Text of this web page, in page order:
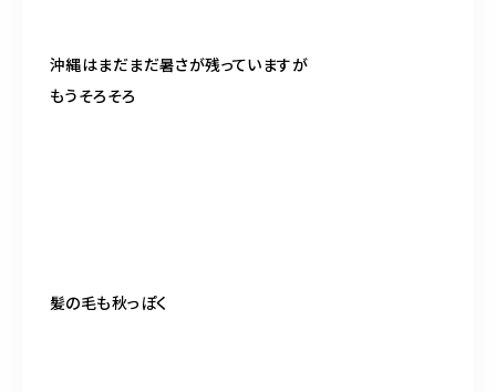
沖縄はまだまだ暑さが残っていますが
もうそろそろ
髪の毛も秋っぽく